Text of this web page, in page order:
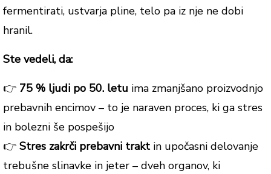
fermentirati, ustvarja pline, telo pa iz nje ne dobi
hranil.
Ste vedeli, da:
👉 75 % ljudi po 50. letu ima zmanjšano proizvodnjo
prebavnih encimov – to je naraven proces, ki ga stres
in bolezni še pospešijo
👉 Stres zakrči prebavni trakt in upočasni delovanje
trebušne slinavke in jeter – dveh organov, ki